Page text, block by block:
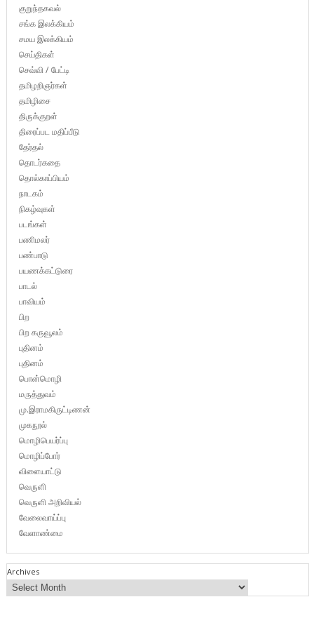
குறுந்தகவல்
சங்க இலக்கியம்
சமய இலக்கியம்
செய்திகள்
செவ்வி / பேட்டி
தமிழறிஞர்கள்
தமிழிசை
திருக்குறள்
திரைப்பட மதிப்பீடு
தேர்தல்
தொடர்கதை
தொல்காப்பியம்
நாடகம்
நிகழ்வுகள்
படங்கள்
பணிமலர்
பண்பாடு
பயணக்கட்டுரை
பாடல்
பாவியம்
பிற
பிற கருவூலம்
புதினம்
புதினம்
பொன்மொழி
மருத்துவம்
மு.இராமகிருட்டிணன்
முகநூல்
மொழிபெயர்ப்பு
மொழிப்போர்
விளையாட்டு
வெருளி
வெருளி அறிவியல்
வேலைவாய்ப்பு
வேளாண்மை
Archives